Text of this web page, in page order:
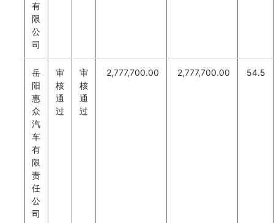
有
限
公
司
岳
阳
惠
众
汽
车
有
限
责
任
公
司
审
核
通
过
审
核
通
过
2,777,700.00 2,777,700.00 54.5